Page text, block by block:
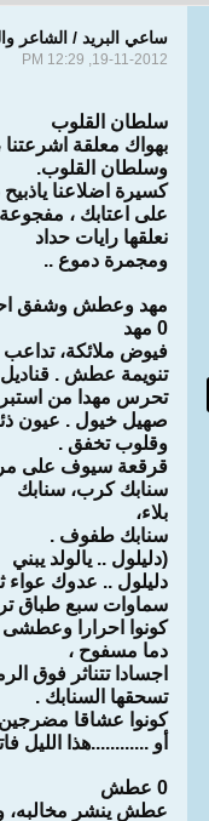
ساعي البريد / الشاعر
19-11-2012, 12:29 PM
سلطان القلوب
بهواك معلقة
وسلطان القلوب.
كسيرة اضلاعنا
على اعتابك ، مفجوعة
نعلقها رايات حداد
ومجمرة دموع ..
مهد وعطش وشفق
0 مهد
فيوض ملائكة، تداعب
تنويمة عطش .
تحرس مهدا من
صهيل خيول . عيون
وقلوب تخفق .
قرقعة سيوف على
سنابك كرب، سنابك
بلاء،
سنابك طفوف .
(دليلول .. يالولد يبني
دليلول .. عدوك عواء
سماوات سبع طباق
كونوا احرارا وعطشى
دما مسفوح ،
اجسادا تتناثر فوق
تسحقها السنابك .
كونوا عشاقا
أو ............هذا الليل
0 عطش
عطش ينشر